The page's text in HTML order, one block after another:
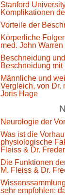
Stanford
Komplikationen
Vorteile der
Körperliche
med. John Warren
Beschneidung
Beschneidung
Männliche und
Vergleich, von Dr.
Joris Hage
Neurologie der
Was ist die
physiologische
Fleiss & Dr.
Die Funktionen
M. Fleiss & Dr.
sehr empfohlen: